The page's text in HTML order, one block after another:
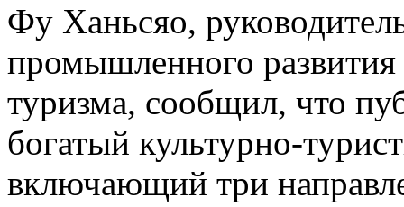
Фу Ханьсяо,
промышленного
туризма, сообщил, что
богатый культурно-
включающий три